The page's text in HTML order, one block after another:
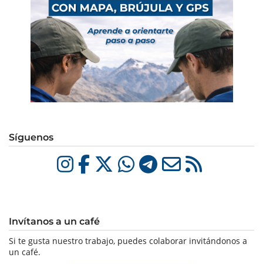
Síguenos
Invítanos a un café
Si te gusta nuestro trabajo, puedes colaborar invitándonos a
un café.